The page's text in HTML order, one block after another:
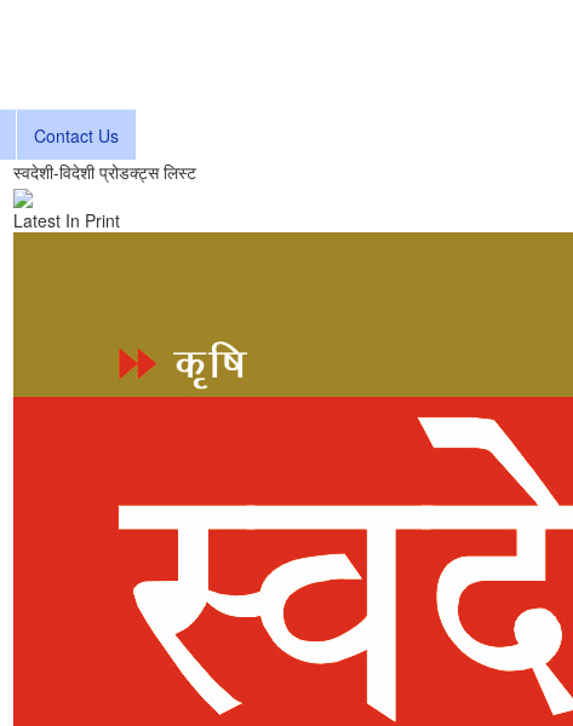
Contact Us
स्वदेशी-विदेशी प्रोडक्ट्स लिस्ट
Latest In Print